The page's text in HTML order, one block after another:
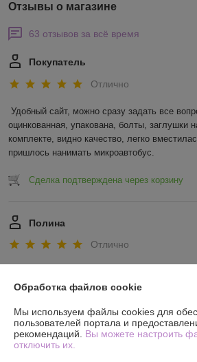
Отзывы о магазине
63 отзывов за всё время
Покупатель
Отлично
Удобный сайт, можно сразу задать все
оцинкованная, упакована, болты, заглушки
комплекте, видно качество, легко
пришлось нанимать микроавтобус.
Сделка подтверждена через корзину
Полина
Отлично
О нас
Обработка файлов cookie
Мы используем файлы cookies для
пользователей портала и
рекомендаций. Вы можете настроить
отключить их.